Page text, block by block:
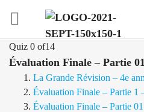
Quiz 0 of14
Évaluation Finale – Partie
La Grande Révision – 4e
Évaluation Finale – Partie 1
Évaluation Finale – Partie